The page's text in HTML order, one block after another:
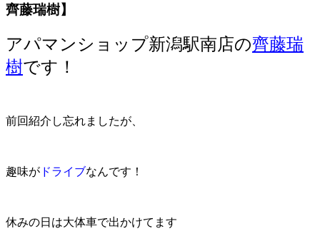
齊藤瑞樹】
アパマンショップ新潟駅南店の齊藤瑞
樹です！
前回紹介し忘れましたが、
趣味が ドライブなんです！
休みの日は大体車で出かけてます